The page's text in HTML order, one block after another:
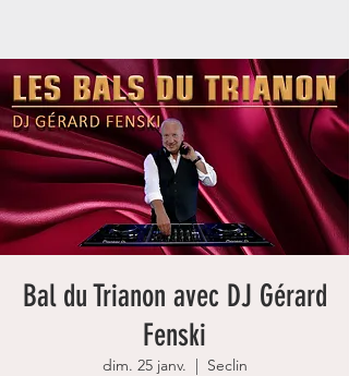
Bal du Trianon avec DJ Gérard
Fenski
dim. 25 janv.
  |
Seclin